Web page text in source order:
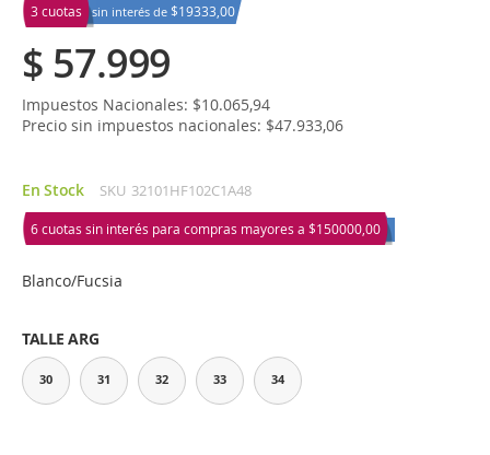
3 cuotas sin interés de $19333,00
$ 57.999
Impuestos Nacionales: $10.065,94
Precio sin impuestos nacionales: $47.933,06
En Stock SKU 32101HF102C1A48
6 cuotas sin interés para compras mayores a $150000,00
Blanco/Fucsia
TALLE ARG
30 31 32 33 34